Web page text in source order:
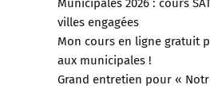
Municipales 2026 : cours
villes engagées
Mon cours en ligne gratuit
aux municipales !
Grand entretien pour «